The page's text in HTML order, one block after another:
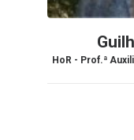
HoR - Prof.ª